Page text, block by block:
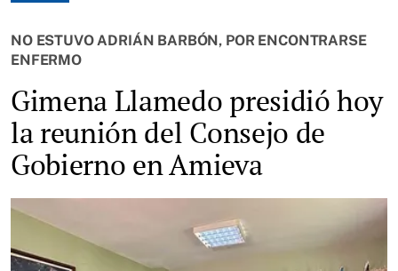
NO ESTUVO ADRIÁN BARBÓN, POR ENCONTRARSE
ENFERMO
Gimena Llamedo presidió hoy
la reunión del Consejo de
Gobierno en Amieva